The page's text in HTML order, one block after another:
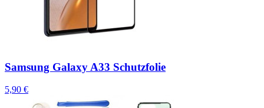
Samsung Galaxy A33 Schutzfolie
5,90 €